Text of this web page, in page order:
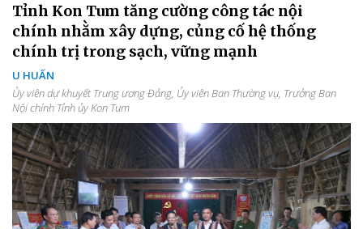
Tỉnh Kon Tum tăng cường công tác nội
chính nhằm xây dựng, củng cố hệ thống
chính trị trong sạch, vững mạnh
U HUẤN
Ủy viên dự khuyết Trung ương Đảng, Ủy viên Ban Thường vụ, Trưởng Ban
Nội chính Tỉnh ủy Kon Tum